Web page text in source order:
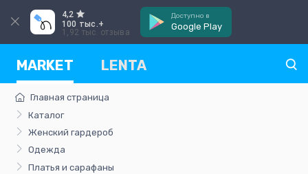
4,2
100 тыс.+
1,92 тыс. отзыва
Доступно в
Google Play
MARKET LENTA
Главная страница
Каталог
Женский гардероб
Одежда
Платья и сарафаны